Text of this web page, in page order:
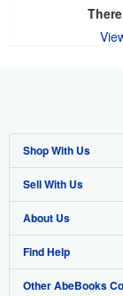
Shop With Us
Advanced Search
Browse Collections
My Account
My Orders
Sell With Us
Start Selling
Join Our Affiliate
Book Buyback
About Us
About AbeBooks
Media
Find Help
Help
Other AbeBooks